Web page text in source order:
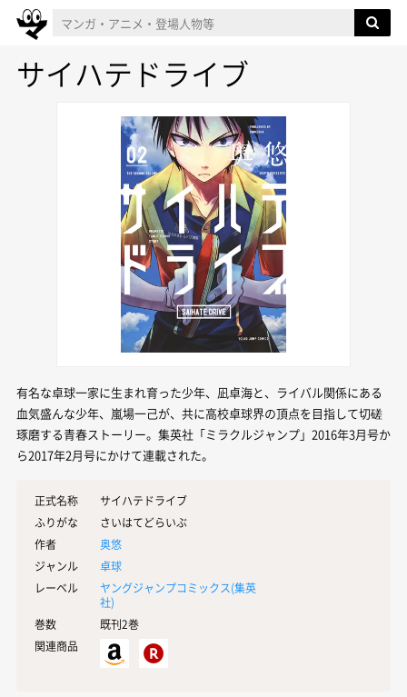
サイハテドライブ
有名な卓球一家に生まれ育った少年、凪卓海と、ライバル関係にある
血気盛んな少年、嵐場一己が、共に高校卓球界の頂点を目指して切磋
琢磨する青春ストーリー。集英社「ミラクルジャンプ」2016年3月号か
ら2017年2月号にかけて連載された。
正式名称
サイハテドライブ
ふりがな
さいはてどらいぶ
作者
奥悠
ジャンル
卓球
レーベル
ヤングジャンプコミックス(集英
社)
巻数
既刊2巻
関連商品